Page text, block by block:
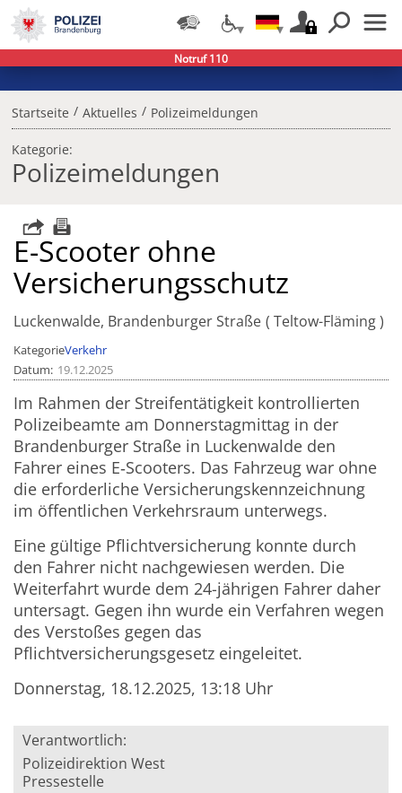
Startseite / Aktuelles / Polizeimeldungen
Kategorie:
Polizeimeldungen
E-Scooter ohne
Versicherungsschutz
Luckenwalde, Brandenburger Straße Teltow-Fläming
KategorieVerkehr
Datum 19.12.2025
Im Rahmen der Streifentätigkeit kontrollierten
Polizeibeamte am Donnerstagmittag in der
Brandenburger Straße in Luckenwalde den
Fahrer eines E‑Scooters. Das Fahrzeug war ohne
die erforderliche Versicherungskennzeichnung
im öffentlichen Verkehrsraum unterwegs.
Eine gültige Pflichtversicherung konnte durch
den Fahrer nicht nachgewiesen werden. Die
Weiterfahrt wurde dem 24-jährigen Fahrer daher
untersagt. Gegen ihn wurde ein Verfahren wegen
des Verstoßes gegen das
Pflichtversicherungsgesetz eingeleitet.
Donnerstag, 18.12.2025, 13:18 Uhr
Verantwortlich:
Polizeidirektion West
Pressestelle
Notruf 110